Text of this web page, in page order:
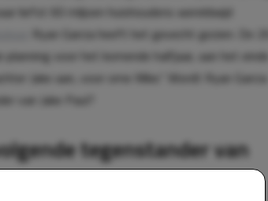
liefst 60 miljoen huishoudens wereldwijd
Ryan Garcia heeft het gevecht gezien. De 26-
planning voor het komende halfjaar, aan het einde
Jake aan, voor ome Mike.” Wordt Ryan Garcia
van Jake Paul?
tegenstander van